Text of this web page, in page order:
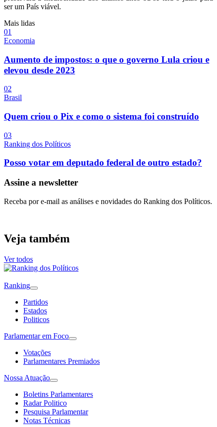
ser um País viável.
Mais lidas
01
Economia
Aumento de impostos: o que o governo Lula criou e
elevou desde 2023
02
Brasil
Quem criou o Pix e como o sistema foi construído
03
Ranking dos Políticos
Posso votar em deputado federal de outro estado?
Assine a newsletter
Receba por e-mail as análises e novidades do Ranking dos Políticos.
Veja também
Ver todos
Ranking
Partidos
Estados
Politicos
Parlamentar em Foco
Votações
Parlamentares Premiados
Nossa Atuação
Boletins Parlamentares
Radar Politico
Pesquisa Parlamentar
Notas Técnicas